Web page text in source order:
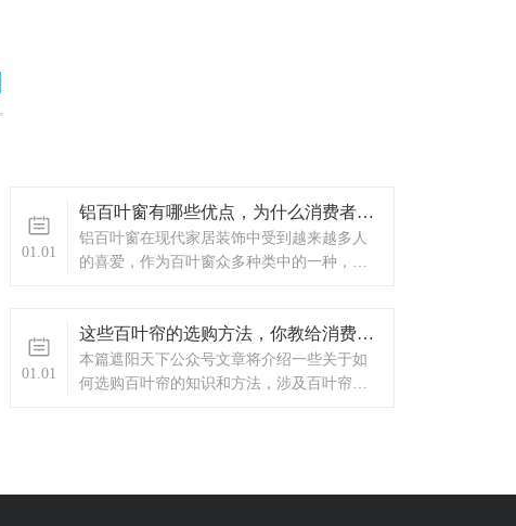
01.01
铝百叶窗有哪些优点，为什么消费者就爱它
​铝百叶窗在现代家居装饰中受到越来越多人
的喜爱，作为百叶窗众多种类中的一种，其
01.01
这些百叶帘的选购方法，你教给消费者了知道吗
​本篇遮阳天下公众号文章将介绍一些关于如
何选购百叶帘的知识和方法，涉及百叶帘的